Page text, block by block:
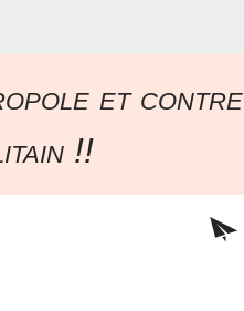
et contre
!!